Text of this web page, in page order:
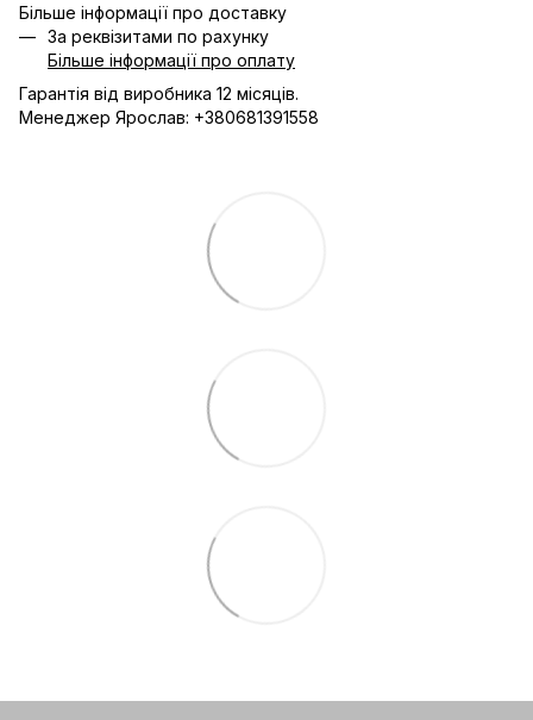
Більше інформації про доставку
За реквізитами по рахунку
Більше інформації про оплату
Гарантія від виробника 12 місяців.
Менеджер Ярослав: +380681391558